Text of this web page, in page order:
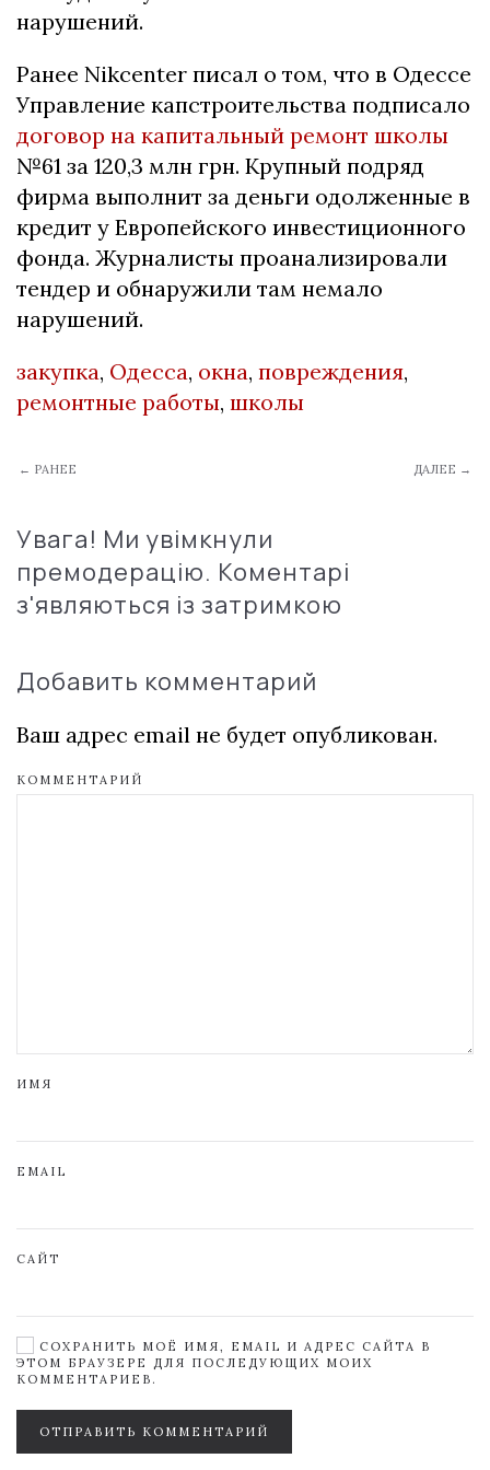
нарушений.
Ранее Nikcenter писал о том, что в Одессе
Управление капстроительства подписало
договор на капитальный ремонт школы
№61 за 120,3 млн грн. Крупный подряд
фирма выполнит за деньги одолженные в
кредит у Европейского инвестиционного
фонда. Журналисты проанализировали
тендер и обнаружили там немало
нарушений.
закупка, Одесса, окна, повреждения,
ремонтные работы, школы
← РАНЕЕ ДАЛЕЕ →
Увага! Ми увімкнули
премодерацію. Коментарі
з'являються із затримкою
Добавить комментарий
Ваш адрес email не будет опубликован.
КОММЕНТАРИЙ
ИМЯ
EMAIL
САЙТ
СОХРАНИТЬ МОЁ ИМЯ, EMAIL И АДРЕС САЙТА В
ЭТОМ БРАУЗЕРЕ ДЛЯ ПОСЛЕДУЮЩИХ МОИХ
КОММЕНТАРИЕВ.
ОТПРАВИТЬ КОММЕНТАРИЙ